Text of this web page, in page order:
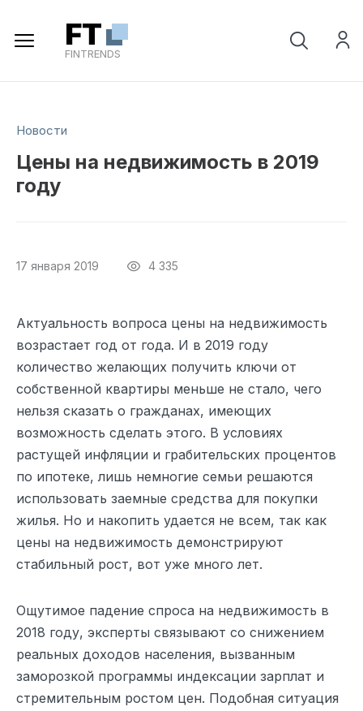
FT
FINTRENDS
Новости
Цены на недвижимость в 2019
году
17 января 2019 4 335
Актуальность вопроса цены на недвижимость
возрастает год от года. И в 2019 году
количество желающих получить ключи от
собственной квартиры меньше не стало, чего
нельзя сказать о гражданах, имеющих
возможность сделать этого. В условиях
растущей инфляции и грабительских процентов
по ипотеке, лишь немногие семьи решаются
использовать заемные средства для покупки
жилья. Но и накопить удается не всем, так как
цены на недвижимость демонстрируют
стабильный рост, вот уже много лет.
Ощутимое падение спроса на недвижимость в
2018 году, эксперты связывают со снижением
реальных доходов населения, вызванным
заморозкой программы индексации зарплат и
стремительным ростом цен. Подобная ситуация